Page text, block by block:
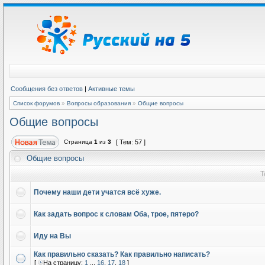
Сообщения без ответов | Активные темы
Список форумов » Вопросы образования » Общие вопросы
Общие вопросы
Страница 1 из 3 [ Тем: 57 ]
Общие вопросы
Почему наши дети учатся всё хуже.
Как задать вопрос к словам Оба, трое, пятеро?
Иду на Вы
Как правильно сказать? Как правильно написать?
[ На страницу: 1 16 17 18 ]